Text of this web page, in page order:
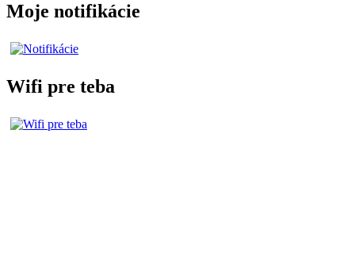
Moje notifikácie
Wifi pre teba